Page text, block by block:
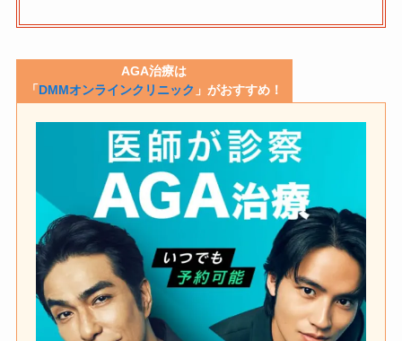
AGA治療は
「 DMMオンラインクリニック 」がおすすめ！